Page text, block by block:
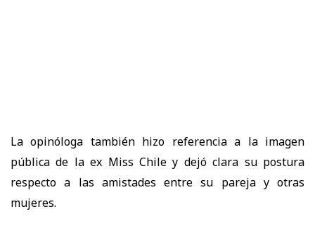
La opinóloga también hizo referencia a la imagen
pública de la ex Miss Chile y dejó clara su postura
respecto a las amistades entre su pareja y otras
mujeres.